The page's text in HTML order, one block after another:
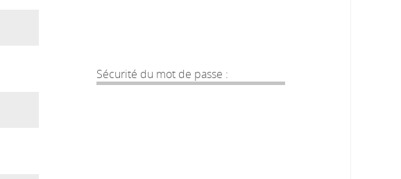
Sécurité du mot de passe :